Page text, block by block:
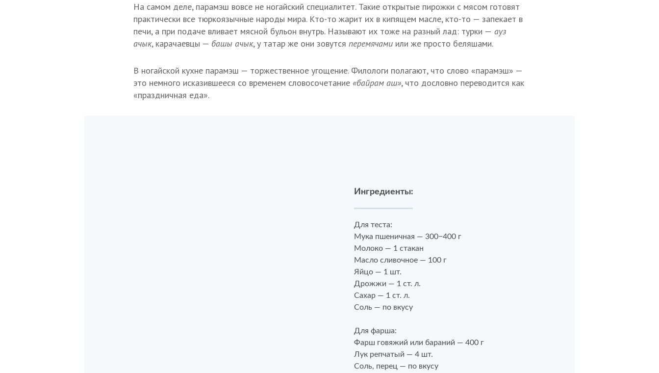
На самом деле, парамэш вовсе не ногайский специалитет. Такие открытые пирожки с мясом готовят
практически все тюркоязычные народы мира. Кто-то жарит их в кипящем масле, кто-то — запекает в
печи, а при подаче вливает мясной бульон внутрь. Называют их тоже на разный лад: турки — ауз
ачык, карачаевцы — башы ачык, у татар же они зовутся перемячами или же просто беляшами.
В ногайской кухне парамэш — торжественное угощение. Филологи полагают, что слово «парамэш» —
это немного исказившееся со временем словосочетание «байрам аш», что дословно переводится как
«праздничная еда».
Ингредиенты:
Для теста:
Мука пшеничная — 300−400 г
Молоко — 1 стакан
Масло сливочное — 100 г
Яйцо — 1 шт.
Дрожжи — 1 ст. л.
Сахар — 1 ст. л.
Соль — по вкусу
Для фарша:
Фарш говяжий или бараний — 400 г
Лук репчатый — 4 шт.
Соль, перец — по вкусу